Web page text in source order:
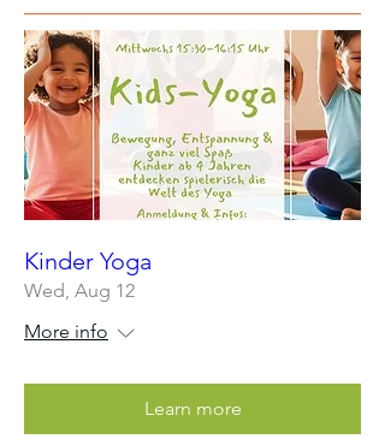
Kinder Yoga
Wed, Aug 12
More info
Learn more